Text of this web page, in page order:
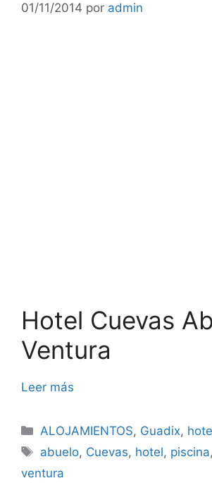
01/11/2014 por admin
Hotel Cuevas
Ventura
Leer más
Categorías
ALOJAMIENTOS, Guadix,
Etiquetas
abuelo, Cuevas, hotel, piscina,
ventura